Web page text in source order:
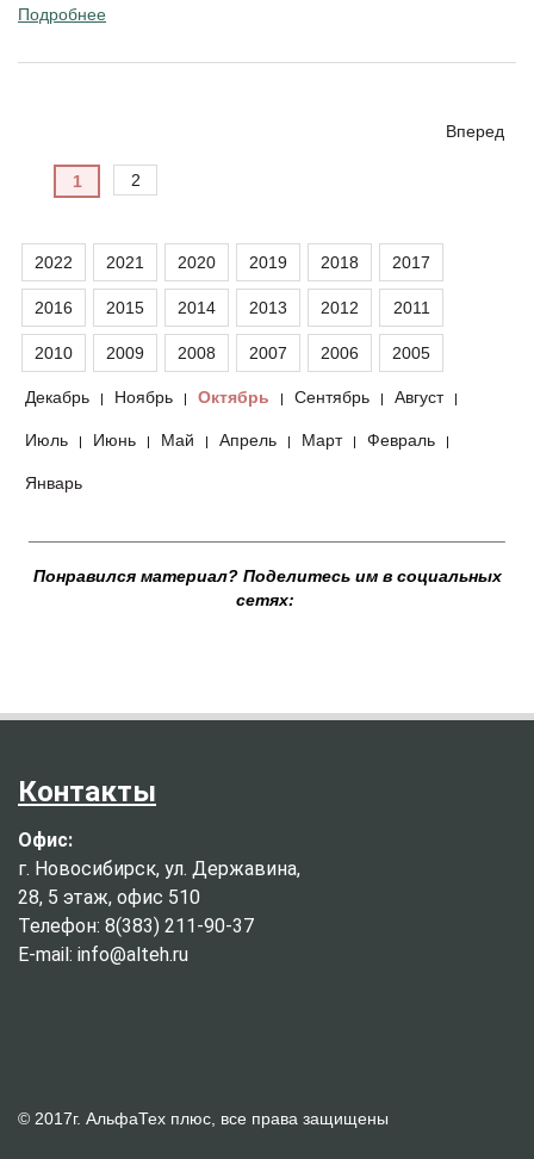
Подробнее
Вперед
1 2
2022 2021 2020 2019 2018 2017
2016 2015 2014 2013 2012 2011
2010 2009 2008 2007 2006 2005
Декабрь | Ноябрь | Октябрь | Сентябрь | Август |
Июль | Июнь | Май | Апрель | Март | Февраль |
Январь
Понравился материал? Поделитесь им в социальных
сетях:
Контакты
Офис:
г. Новосибирск, ул. Державина,
28, 5 этаж, офис 510
Телефон: 8(383) 211-90-37
E-mail: info@alteh.ru
© 2017г. АльфаТех плюс, все права защищены